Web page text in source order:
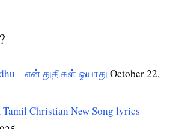
– என் துதிகள் ஓயாது October 22,
Christian New Song lyrics